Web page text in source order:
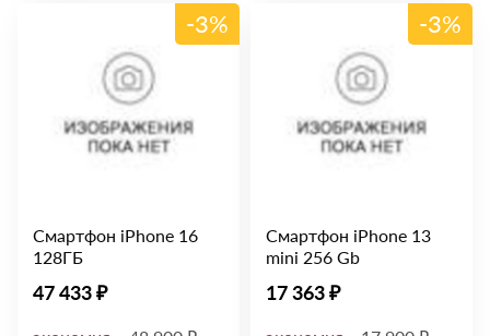
-3%
Смартфон iPhone 16
128ГБ
47 433 ₽
-3%
Смартфон iPhone 13
mini 256 Gb
17 363 ₽